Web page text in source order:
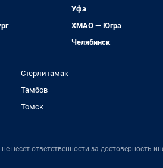
Уфа
ХМАО — Югра
Челябинск
Стерлитамак
Тамбов
Томск
не несет ответственности за